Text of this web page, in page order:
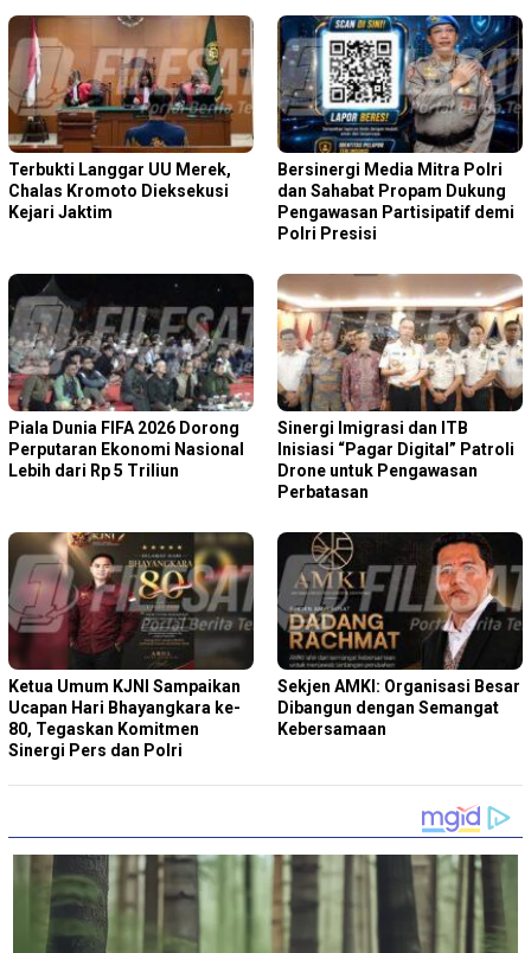
Terbukti Langgar UU Merek,
Chalas Kromoto Dieksekusi
Kejari Jaktim
Bersinergi Media Mitra Polri
dan Sahabat Propam Dukung
Pengawasan Partisipatif demi
Polri Presisi
Piala Dunia FIFA 2026 Dorong
Perputaran Ekonomi Nasional
Lebih dari Rp 5 Triliun
Sinergi Imigrasi dan ITB
Inisiasi “Pagar Digital” Patroli
Drone untuk Pengawasan
Perbatasan
Ketua Umum KJNI Sampaikan
Ucapan Hari Bhayangkara ke-
80, Tegaskan Komitmen
Sinergi Pers dan Polri
Sekjen AMKI: Organisasi Besar
Dibangun dengan Semangat
Kebersamaan